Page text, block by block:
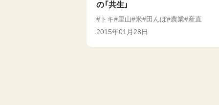
の「共生」
トキ 里山 米 田んぼ 農業
産直
2015年01月28日